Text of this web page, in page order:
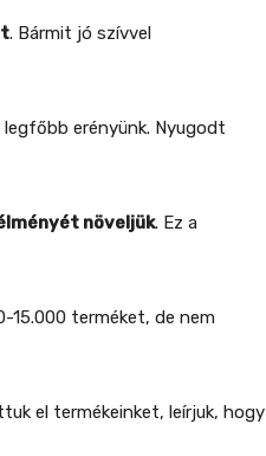
. Bármit jó szívvel
erényünk. Nyugodt
növeljük. Ez a
15.000 terméket, de nem
el termékeinket, leírjuk, hogy